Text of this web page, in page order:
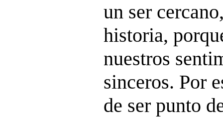
un ser
historia,
nuestros
sinceros. Por
de ser punto